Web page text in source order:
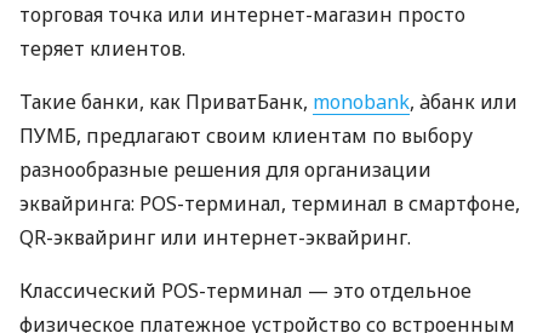
торговая точка или интернет-магазин просто
теряет клиентов.
Такие банки, как ПриватБанк, monobank, àбанк или
ПУМБ, предлагают своим клиентам по выбору
разнообразные решения для организации
эквайринга: POS-терминал, терминал в смартфоне,
QR-эквайринг или интернет-эквайринг.
Классический POS-терминал — это отдельное
физическое платежное устройство со встроенным